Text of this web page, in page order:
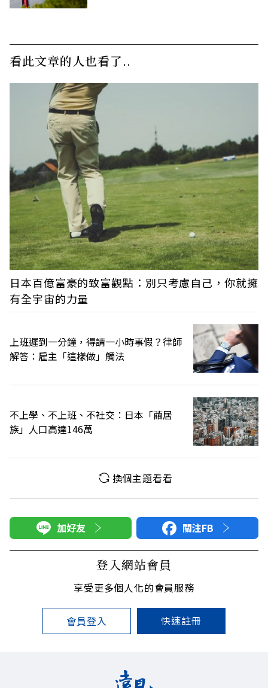
看此文章的人也看了..
日本百億富豪的致富觀點：別只考慮自己，你就擁
有全宇宙的力量
上班遲到一分鐘，得請一小時事假？律師
解答：雇主「這樣做」觸法
不上學、不上班、不社交：日本「繭居
族」人口高達146萬
換個主題看看
加好友 關注FB
登入網站會員
享受更多個人化的會員服務
會員登入 快速註冊